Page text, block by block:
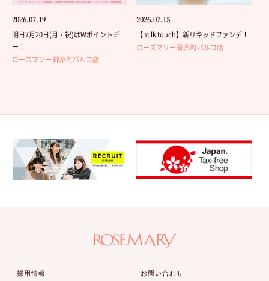
2026.07.19
明日7月20日(月・祝)はWポイントデ
ー！
ローズマリー 錦糸町パルコ店
2026.07.15
【milk touch】新リキッドファンデ！
ローズマリー 錦糸町パルコ店
採用情報 お問い合わせ